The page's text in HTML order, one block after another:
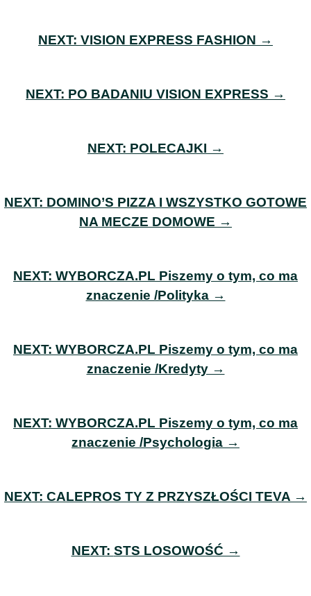
NEXT: VISION EXPRESS FASHION →
NEXT: PO BADANIU VISION EXPRESS →
NEXT: POLECAJKI →
NEXT: DOMINO’S PIZZA I WSZYSTKO GOTOWE
NA MECZE DOMOWE →
NEXT: WYBORCZA.PL Piszemy o tym, co ma
znaczenie /Polityka →
NEXT: WYBORCZA.PL Piszemy o tym, co ma
znaczenie /Kredyty →
NEXT: WYBORCZA.PL Piszemy o tym, co ma
znaczenie /Psychologia →
NEXT: CALEPROS TY Z PRZYSZŁOŚCI TEVA →
NEXT: STS LOSOWOŚĆ →